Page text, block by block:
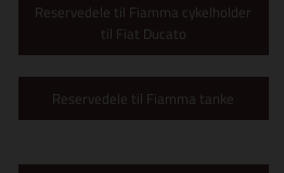
Reservedele til Fiamma cykelholder
til Fiat Ducato
Reservedele til Fiamma tanke